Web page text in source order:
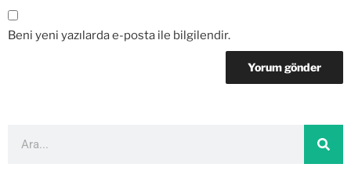
Beni yeni yazılarda e-posta ile bilgilendir.